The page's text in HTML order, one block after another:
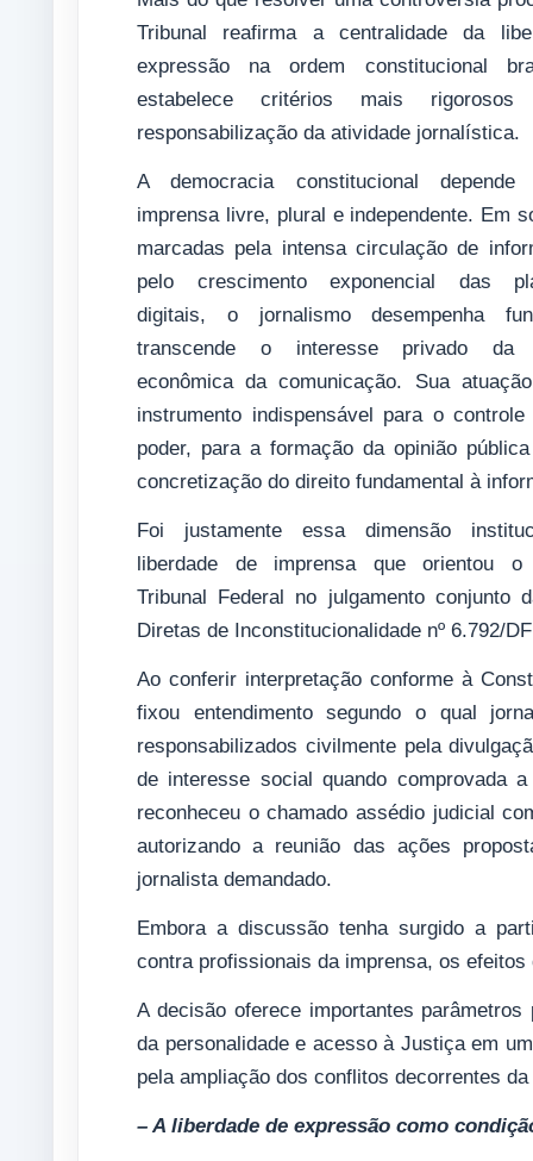
Tribunal reafirma a centralidade da
expressão na ordem constitucional
estabelece critérios mais
responsabilização da atividade jornalística.
A democracia constitucional
imprensa livre, plural e independente. Em
marcadas pela intensa circulação de
pelo crescimento exponencial das
digitais, o jornalismo desempenha
transcende o interesse privado da
econômica da comunicação. Sua
instrumento indispensável para o
poder, para a formação da opinião
concretização do direito fundamental à
Foi justamente essa dimensão
liberdade de imprensa que orientou o
Tribunal Federal no julgamento conjunto
Diretas de Inconstitucionalidade nº 6.792/
Ao conferir interpretação conforme à
fixou entendimento segundo o qual
responsabilizados civilmente pela
de interesse social quando comprovada
reconheceu o chamado assédio judicial
autorizando a reunião das ações
jornalista demandado.
Embora a discussão tenha surgido a
contra profissionais da imprensa, os
A decisão oferece importantes
da personalidade e acesso à Justiça em
pela ampliação dos conflitos decorrentes
– A liberdade de expressão como